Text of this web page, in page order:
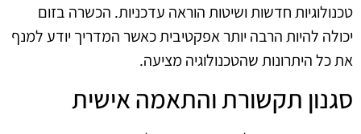
טכנולוגיות חדשות ושיטות הוראה עדכניות. הכשרה בזום
יכולה להיות הרבה יותר אפקטיבית כאשר המדריך יודע למנף
את כל היתרונות שהטכנולוגיה מציעה.
סגנון תקשורת והתאמה אישית